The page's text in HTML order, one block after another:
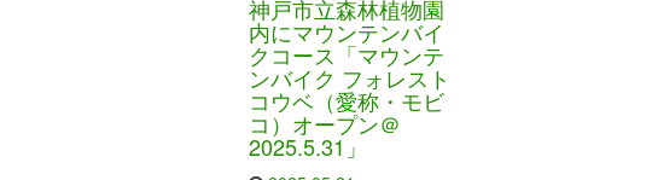
神戸市立森林植物園
内にマウンテンバイ
クコース「マウンテ
ンバイク フォレスト
コウベ（愛称・モビ
コ）オープン＠
2025.5.31」